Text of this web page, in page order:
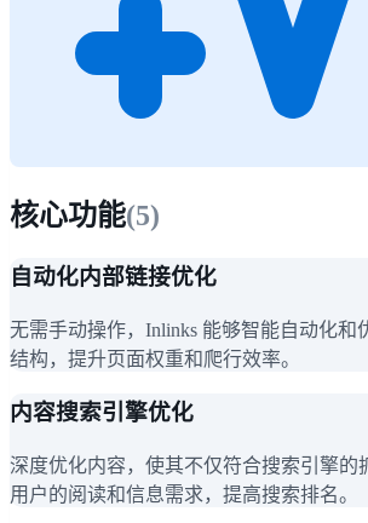
核心功能(5)
自动化内部链接优化
无需手动操作，Inlinks 能够智能自动化和
结构，提升页面权重和爬行效率。
内容搜索引擎优化
深度优化内容，使其不仅符合搜索引擎的
用户的阅读和信息需求，提高搜索排名。